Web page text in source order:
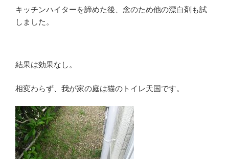
キッチンハイターを諦めた後、念のため他の漂白剤も試
しました。
結果は効果なし。
相変わらず、我が家の庭は猫のトイレ天国です。